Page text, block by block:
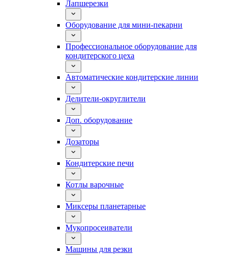
Лапшерезки
Оборудование для мини-пекарни
Профессиональное оборудование для
кондитерского цеха
Автоматические кондитерские линии
Делители-округлители
Доп. оборудование
Дозаторы
Кондитерские печи
Котлы варочные
Миксеры планетарные
Мукопросеиватели
Машины для резки